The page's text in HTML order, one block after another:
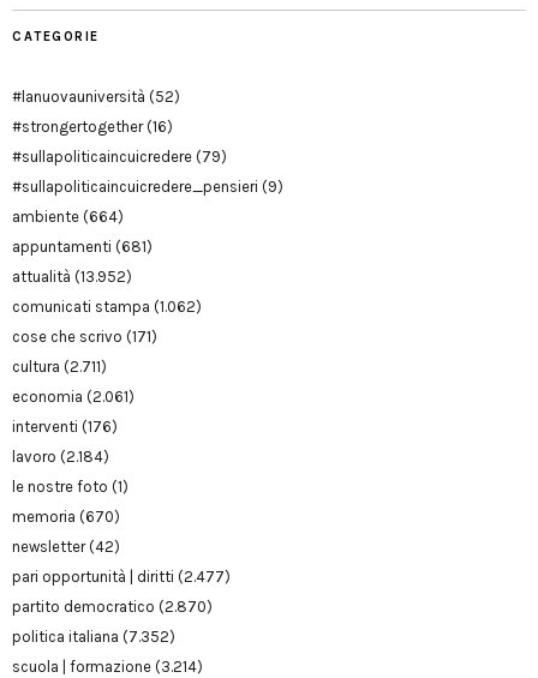
CATEGORIE
#lanuovauniversità (52)
#strongertogether(16)
#sullapoliticaincuicredere (79)
#sullapoliticaincuicredere_pensieri (9)
ambiente (664)
appuntamenti (681)
attualità (13.952)
comunicati stampa (1.062)
cose che scrivo (171)
cultura (2.711)
economia (2.061)
interventi (176)
lavoro (2.184)
le nostre foto (1)
memoria (670)
newsletter(42)
pari opportunità | diritti (2.477)
partito democratico (2.870)
politica italiana (7.352)
scuola | formazione (3.214)